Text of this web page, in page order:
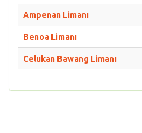
Ampenan Limanı
Benoa Limanı
Celukan Bawang Limanı